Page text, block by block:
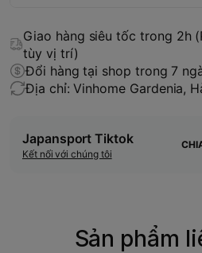
Giao hàng siêu tốc trong 2h
tùy vị trí)
Đổi hàng tại shop trong 7
Địa chỉ: Vinhome Gardenia,
Japansport Tiktok
Kết nối với chúng tôi
Sản phẩm